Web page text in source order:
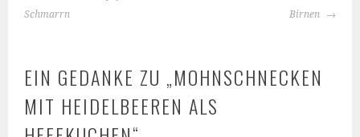
NAVIGATION
Schmarrn
Birnen
EIN GEDANKE ZU „MOHNSCHNECKEN
MIT HEIDELBEEREN ALS